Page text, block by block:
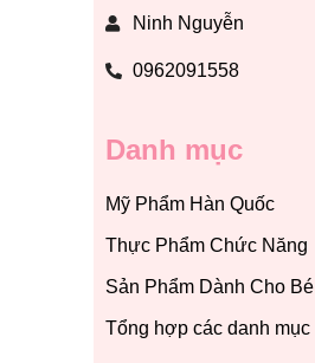
Ninh Nguyễn
0962091558
Danh mục
Mỹ Phẩm Hàn Quốc
Thực Phẩm Chức Năng
Sản Phẩm Dành Cho Bé
Tổng hợp các danh mục